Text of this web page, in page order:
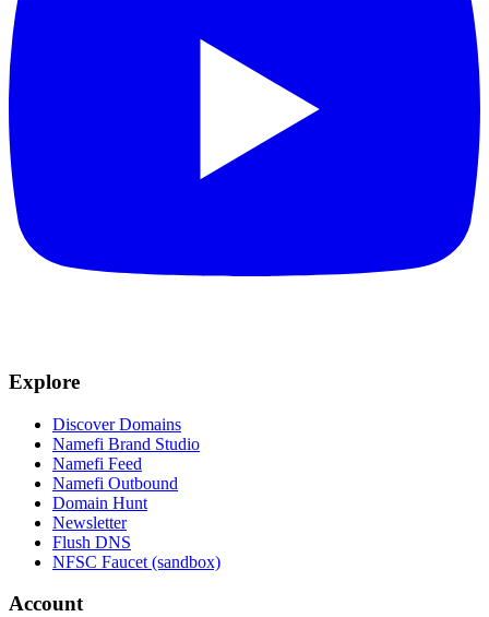
Explore
Discover Domains
Namefi Brand Studio
Namefi Feed
Namefi Outbound
Domain Hunt
Newsletter
Flush DNS
NFSC Faucet (sandbox)
Account